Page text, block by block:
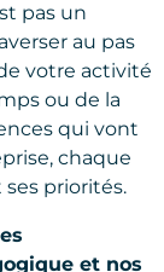
pas un
au pas
votre activité
ou de la
qui vont
chaque
priorités.
et nos